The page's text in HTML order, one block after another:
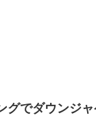
グでダウンジ